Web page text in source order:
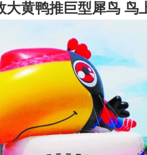
大黄鸭推巨型犀鸟 鸟